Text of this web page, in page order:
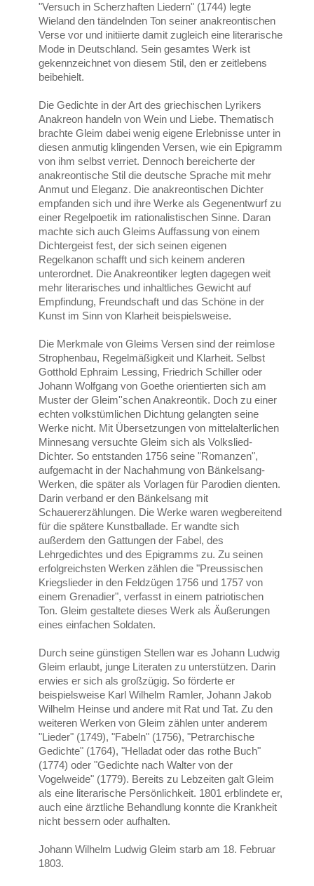
"Versuch in Scherzhaften Liedern" (1744) legte
Wieland den tändelnden Ton seiner anakreontischen
Verse vor und initiierte damit zugleich eine literarische
Mode in Deutschland. Sein gesamtes Werk ist
gekennzeichnet von diesem Stil, den er zeitlebens
beibehielt.
Die Gedichte in der Art des griechischen Lyrikers
Anakreon handeln von Wein und Liebe. Thematisch
brachte Gleim dabei wenig eigene Erlebnisse unter in
diesen anmutig klingenden Versen, wie ein Epigramm
von ihm selbst verriet. Dennoch bereicherte der
anakreontische Stil die deutsche Sprache mit mehr
Anmut und Eleganz. Die anakreontischen Dichter
empfanden sich und ihre Werke als Gegenentwurf zu
einer Regelpoetik im rationalistischen Sinne. Daran
machte sich auch Gleims Auffassung von einem
Dichtergeist fest, der sich seinen eigenen
Regelkanon schafft und sich keinem anderen
unterordnet. Die Anakreontiker legten dagegen weit
mehr literarisches und inhaltliches Gewicht auf
Empfindung, Freundschaft und das Schöne in der
Kunst im Sinn von Klarheit beispielsweise.
Die Merkmale von Gleims Versen sind der reimlose
Strophenbau, Regelmäßigkeit und Klarheit. Selbst
Gotthold Ephraim Lessing, Friedrich Schiller oder
Johann Wolfgang von Goethe orientierten sich am
Muster der Gleim''schen Anakreontik. Doch zu einer
echten volkstümlichen Dichtung gelangten seine
Werke nicht. Mit Übersetzungen von mittelalterlichen
Minnesang versuchte Gleim sich als Volkslied-
Dichter. So entstanden 1756 seine "Romanzen",
aufgemacht in der Nachahmung von Bänkelsang-
Werken, die später als Vorlagen für Parodien dienten.
Darin verband er den Bänkelsang mit
Schauererzählungen. Die Werke waren wegbereitend
für die spätere Kunstballade. Er wandte sich
außerdem den Gattungen der Fabel, des
Lehrgedichtes und des Epigramms zu. Zu seinen
erfolgreichsten Werken zählen die "Preussischen
Kriegslieder in den Feldzügen 1756 und 1757 von
einem Grenadier", verfasst in einem patriotischen
Ton. Gleim gestaltete dieses Werk als Äußerungen
eines einfachen Soldaten.
Durch seine günstigen Stellen war es Johann Ludwig
Gleim erlaubt, junge Literaten zu unterstützen. Darin
erwies er sich als großzügig. So förderte er
beispielsweise Karl Wilhelm Ramler, Johann Jakob
Wilhelm Heinse und andere mit Rat und Tat. Zu den
weiteren Werken von Gleim zählen unter anderem
"Lieder" (1749), "Fabeln" (1756), "Petrarchische
Gedichte" (1764), "Helladat oder das rothe Buch"
(1774) oder "Gedichte nach Walter von der
Vogelweide" (1779). Bereits zu Lebzeiten galt Gleim
als eine literarische Persönlichkeit. 1801 erblindete er,
auch eine ärztliche Behandlung konnte die Krankheit
nicht bessern oder aufhalten.
Johann Wilhelm Ludwig Gleim starb am 18. Februar
1803.